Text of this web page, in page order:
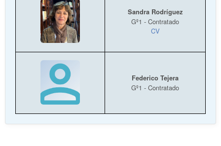
Sandra Rodríguez
Gº1 - Contratado
CV
Federico Tejera
Gº1 - Contratado